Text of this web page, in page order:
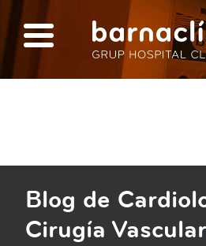
Blog de
Cirugía Vascular